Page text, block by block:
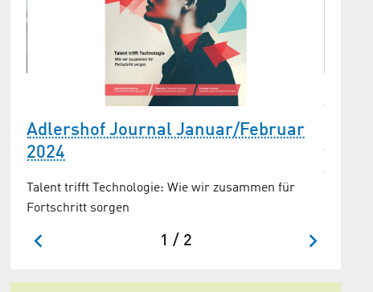
Adlershof Journal Januar/Februar
2024
Talent trifft Technologie: Wie wir zusammen für
Fortschritt sorgen
1 / 2